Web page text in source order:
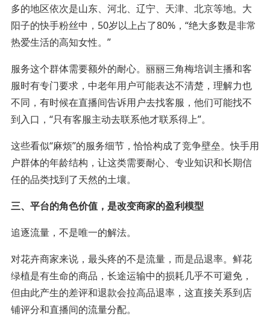
多的地区依次是山东、河北、辽宁、天津、北京等地。大
阳子的快手粉丝中，50岁以上占了80%，“绝大多数是非常
热爱生活的高知女性。”
服务这个群体需要额外的耐心。丽丽三角梅培训主播和客
服时有专门要求，中老年用户可能表达不清楚，理解力也
不同，有时候在直播间告诉用户去找客服，他们可能找不
到入口，“只有客服主动去联系他才联系得上”。
这些看似“麻烦”的服务细节，恰恰构成了竞争壁垒。快手用
户群体的年龄结构，让这类需要耐心、专业知识和长期信
任的品类找到了天然的土壤。
三、平台的角色价值，是改变商家的盈利模型
追逐流量，不是唯一的解法。
对花卉商家来说，最头疼的不是流量，而是品退率。鲜花
绿植是有生命的商品，长途运输中的损耗几乎不可避免，
但由此产生的差评和退款会拉高品退率，这直接关系到店
铺评分和直播间的流量分配。